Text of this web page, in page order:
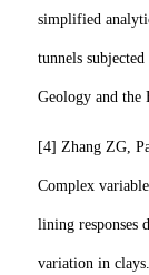
simplified
tunnels
Geology and the
[4] Zhang ZG,
Complex
lining responses
variation in